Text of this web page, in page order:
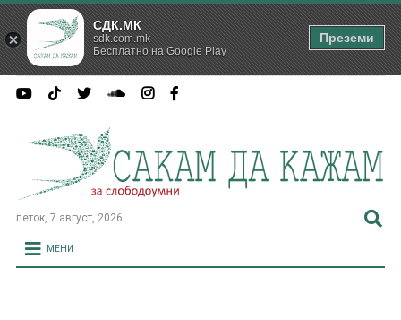
петок, 7 август, 2026
МЕНИ
СДК.МК
sdk.com.mk
Бесплатно на Google Play
Преземи